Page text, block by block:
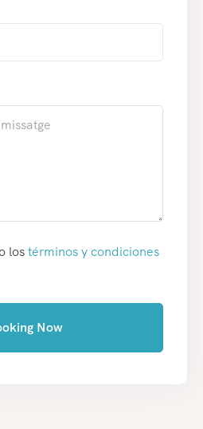
lostérminos y condiciones
Now